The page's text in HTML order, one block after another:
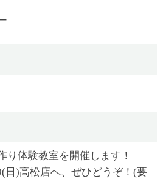
り体験教室を開催します！
日)高松店へ、ぜひどうぞ！(要